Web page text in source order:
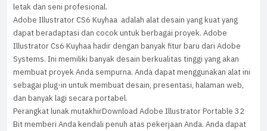
letak dan seni profesional.
Adobe Illustrator CS6 Kuyhaa adalah alat desain yang kuat yang
dapat beradaptasi dan cocok untuk berbagai proyek. Adobe
Illustrator Cs6 Kuyhaa hadir dengan banyak fitur baru dari Adobe
Systems. Ini memiliki banyak desain berkualitas tinggi yang akan
membuat proyek Anda sempurna. Anda dapat menggunakan alat ini
sebagai plug-in untuk membuat desain, presentasi, halaman web,
dan banyak lagi secara portabel.
Perangkat lunak mutakhirDownload Adobe Illustrator Portable 32
Bit memberi Anda kendali penuh atas pekerjaan Anda. Anda dapat